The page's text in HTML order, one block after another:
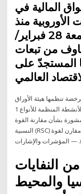
المالية في
الأوروبية منذ
بدء التداولات يوم الجمعة 28 فبراير/
من تبعات
المستجدّ على
تنظمها هيئة الأوراق
المالية والعقود الآجلة في هونغ كونغ بالنسبة للأنشطة المنظمة للأنواع 1
المالية)، و4 (تقديم المشورة بشأن مقارنة القوة
النسبية (RSC) هو المؤشر الأساسي الذي يرسم مقياس مقارن لقوة
— المؤشرات والإشارات
النفايات
والمحيط